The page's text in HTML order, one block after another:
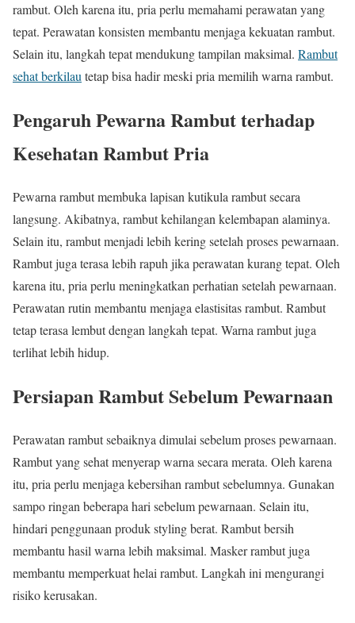
rambut. Oleh karena itu, pria perlu memahami perawatan yang
tepat. Perawatan konsisten membantu menjaga kekuatan rambut.
Selain itu, langkah tepat mendukung tampilan maksimal. Rambut
sehat berkilau tetap bisa hadir meski pria memilih warna rambut.
Pengaruh Pewarna Rambut terhadap
Kesehatan Rambut Pria
Pewarna rambut membuka lapisan kutikula rambut secara
langsung. Akibatnya, rambut kehilangan kelembapan alaminya.
Selain itu, rambut menjadi lebih kering setelah proses pewarnaan.
Rambut juga terasa lebih rapuh jika perawatan kurang tepat. Oleh
karena itu, pria perlu meningkatkan perhatian setelah pewarnaan.
Perawatan rutin membantu menjaga elastisitas rambut. Rambut
tetap terasa lembut dengan langkah tepat. Warna rambut juga
terlihat lebih hidup.
Persiapan Rambut Sebelum Pewarnaan
Perawatan rambut sebaiknya dimulai sebelum proses pewarnaan.
Rambut yang sehat menyerap warna secara merata. Oleh karena
itu, pria perlu menjaga kebersihan rambut sebelumnya. Gunakan
sampo ringan beberapa hari sebelum pewarnaan. Selain itu,
hindari penggunaan produk styling berat. Rambut bersih
membantu hasil warna lebih maksimal. Masker rambut juga
membantu memperkuat helai rambut. Langkah ini mengurangi
risiko kerusakan.